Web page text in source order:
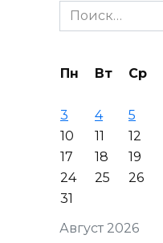
Search
for:
Август 2026
Пн Вт Ср
3
4 5
10
11 12
17
18 19
24
25 26
31